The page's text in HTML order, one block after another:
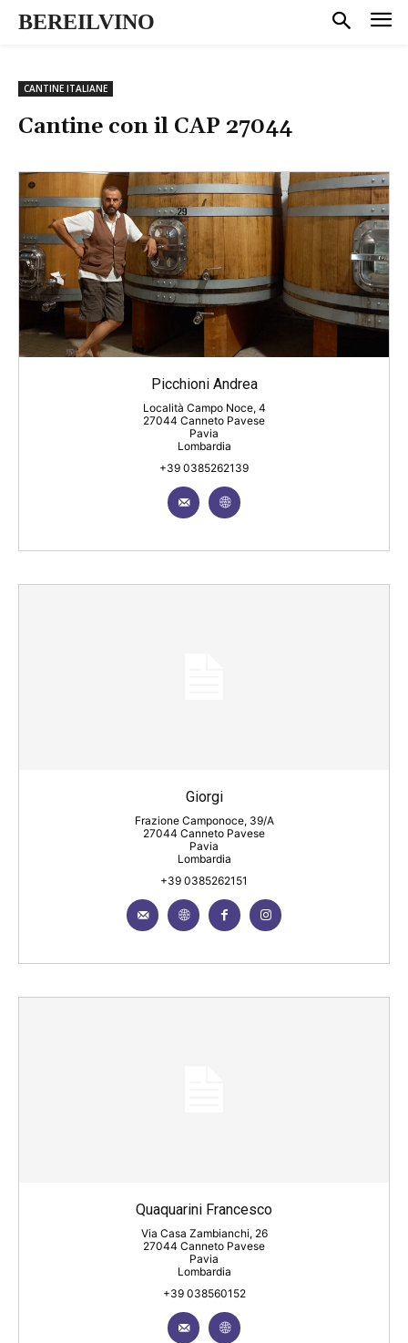
BEREILVINO
CANTINE ITALIANE
Cantine con il CAP 27044
Picchioni Andrea
Località Campo Noce, 4
27044 Canneto Pavese
Pavia
Lombardia
+39 0385262139
Giorgi
Frazione Camponoce, 39/A
27044 Canneto Pavese
Pavia
Lombardia
+39 0385262151
Quaquarini Francesco
Via Casa Zambianchi, 26
27044 Canneto Pavese
Pavia
Lombardia
+39 038560152